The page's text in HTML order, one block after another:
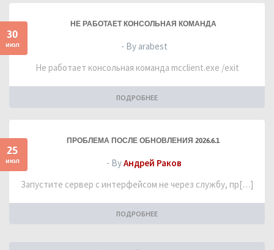
30
июл
НЕ РАБОТАЕТ КОНСОЛЬНАЯ КОМАНДА
- By arabest
Не работает консольная команда mcclient.exe /exit
ПОДРОБНЕЕ
25
июл
ПРОБЛЕМА ПОСЛЕ ОБНОВЛЕНИЯ 2026.6.1
- ByАндрей Раков
Запустите сервер с интерфейсом не через службу, пр[…]
ПОДРОБНЕЕ